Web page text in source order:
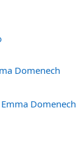
Domenech
Domenech